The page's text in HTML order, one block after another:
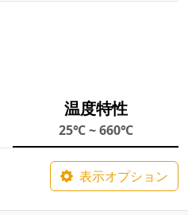
温度特性
25℃ ~ 660℃
表示オプション